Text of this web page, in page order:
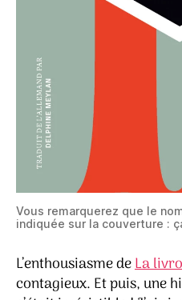
Vous remarquerez que le
indiquée sur la couverture :
L’enthousiasme deLa
contagieux. Et puis, une